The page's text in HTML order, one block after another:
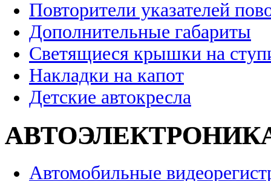
Повторители указателей
Дополнительные габариты
Светящиеся крышки на
Накладки на капот
Детские автокресла
Автомобильные